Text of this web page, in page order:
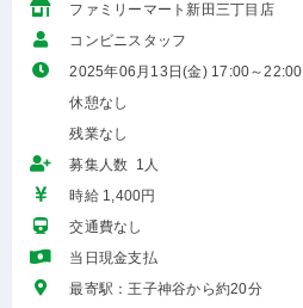
ファミリーマート新田三丁目店
コンビニスタッフ
2025年06月13日(金) 17:00～22:00
休憩なし
残業なし
募集人数 1人
時給 1,400円
交通費なし
当日現金支払
最寄駅：王子神谷から約20分